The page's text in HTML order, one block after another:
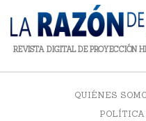
REVISTA DIGITAL DE PROYECCIÓN
QUIÉNES